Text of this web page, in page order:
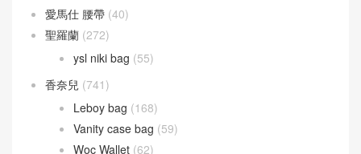
Togo leather
尼羅鱷魚 兩點 Nilo crocodile
灣鱷 倒 V Porosus
鴕鳥皮(1)
愛馬仕 腰帶
聖羅蘭(272)